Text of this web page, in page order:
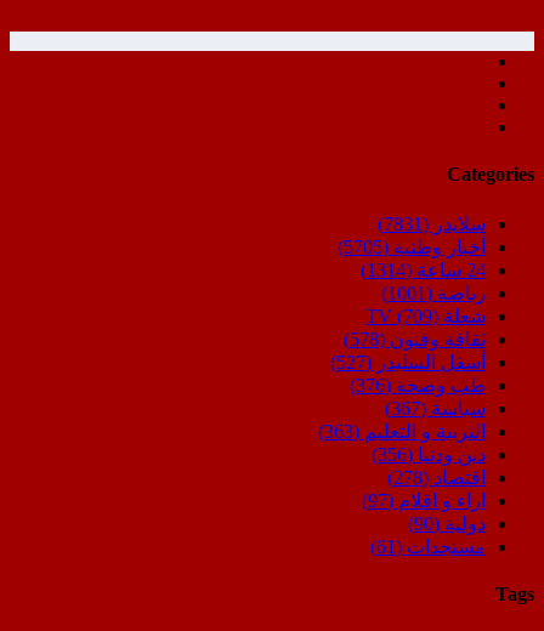
Categories
سلايدر (7831)
أخبار وطنية (5705)
24 ساعة
(1314)
رياضة (1001)
شعلة TV (709)
ثقافة وفنون (578)
أسفل السليدر (527)
طب وصحة (376)
سياسة (367)
التربية و التعليم (363)
دين ودنيا (356)
اقتصاد (278)
اراء و اقلام (97)
دولية (90)
مستجدات (61)
Tags